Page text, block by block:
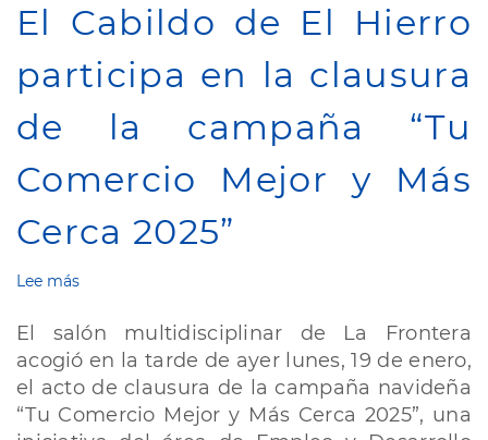
El Cabildo de El Hierro
participa en la clausura
de la campaña “Tu
Comercio Mejor y Más
Cerca 2025”
Lee más
Cabildo
de
El
Hierro
participa
en
El salón multidisciplinar de La Frontera
acogió en la tarde de ayer lunes, 19 de enero,
el acto de clausura de la campaña navideña
“Tu Comercio Mejor y Más Cerca 2025”, una